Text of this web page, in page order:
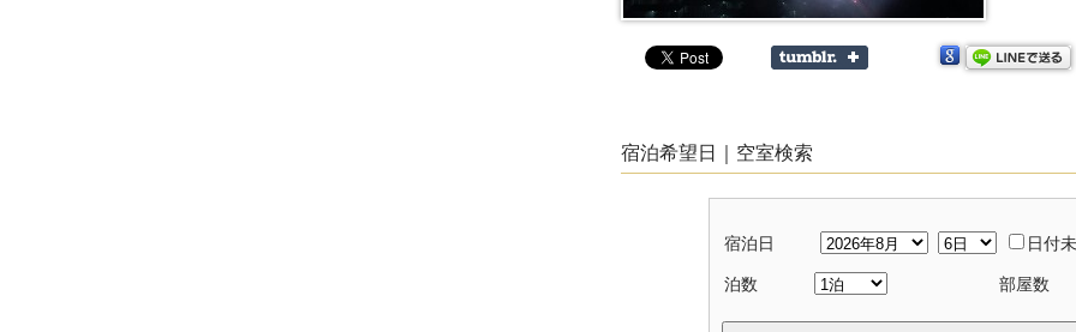
宿泊希望日｜空室検索
宿泊日 日付
泊数 部屋数